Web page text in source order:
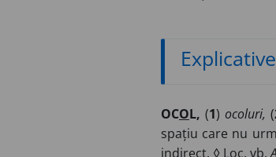
OCOL, (1)ocoluri, (
spațiu care nu
indirect. ◊ Loc. vb.